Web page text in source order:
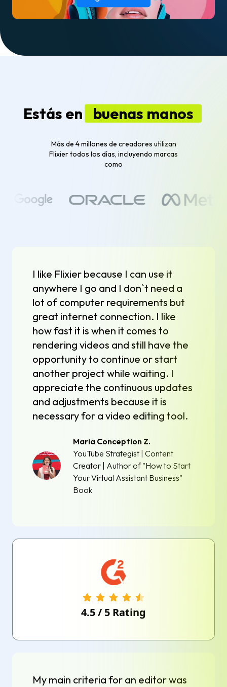
Estás en buenas manos
Más de 4 millones de creadores utilizan
Flixier todos los días, incluyendo marcas
como
I like Flixier because I can use it
anywhere I go and I don`t need a
lot of computer requirements but
great internet connection. I like
how fast it is when it comes to
rendering videos and still have the
opportunity to continue or start
another project while waiting. I
appreciate the continuous updates
and adjustments because it is
necessary for a video editing tool.
Maria Conception Z.
YouTube Strategist | Content
Creator | Author of "How to Start
Your Virtual Assistant Business"
Book
4.5/ 5 Rating
My main criteria for an editor was